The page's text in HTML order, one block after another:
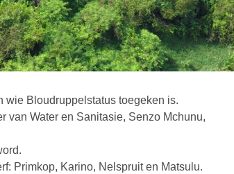
wie Bloudruppelstatus toegeken is.
van Water en Sanitasie, Senzo Mchunu,
Primkop, Karino, Nelspruit en Matsulu.